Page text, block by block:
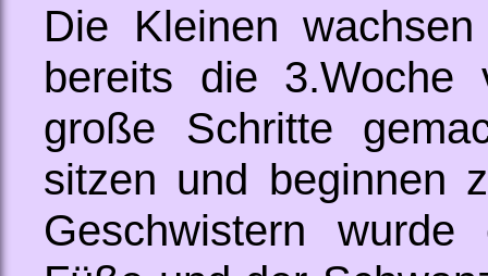
Die Kleinen
bereits die 3.Woche
große Schritte
sitzen und beginnen
Geschwistern